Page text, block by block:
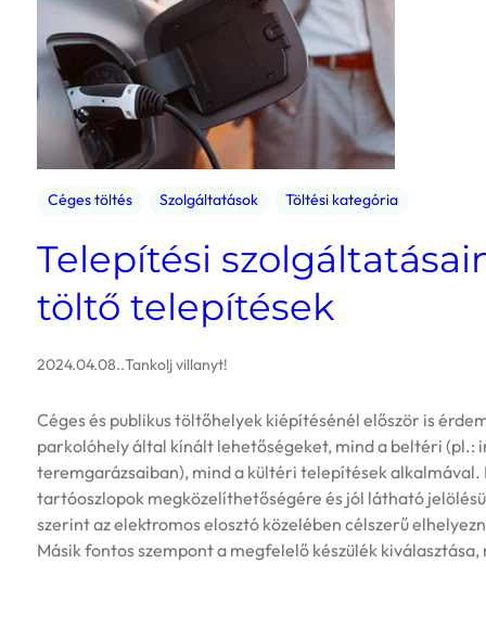
Céges töltés Szolgáltatások Töltési kategória
Telepítési
töltő telepítések
2024.04.08..Tankolj villanyt!
Céges és publikus töltőhelyek kiépítésénél először is
parkolóhely által kínált lehetőségeket, mind a beltéri (pl.:
teremgarázsaiban), mind a kültéri telepítések alkalmával.
tartóoszlopok megközelíthetőségére és jól látható
szerint az elektromos elosztó közelében célszerű
Másik fontos szempont a megfelelő készülék